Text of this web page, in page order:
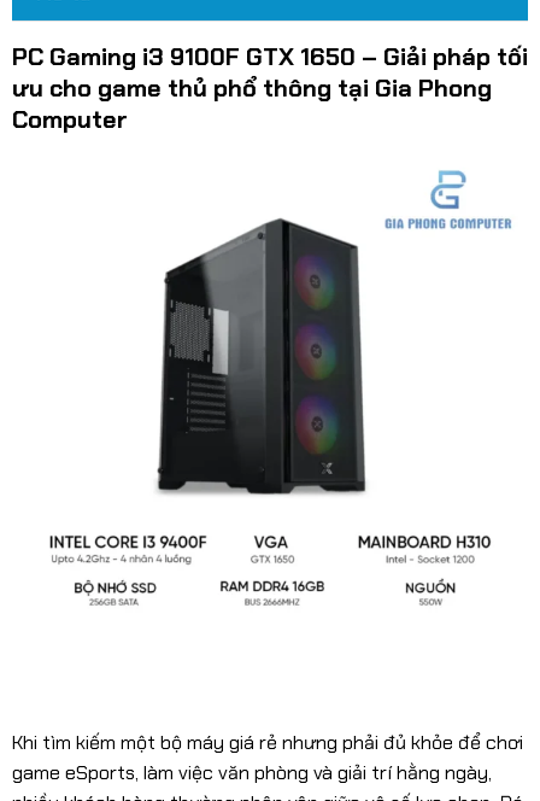
PC Gaming i3 9100F GTX 1650 – Giải pháp tối
ưu cho game thủ phổ thông tại Gia Phong
Computer
Khi tìm kiếm một bộ máy giá rẻ nhưng phải đủ khỏe để chơi
game eSports, làm việc văn phòng và giải trí hằng ngày,